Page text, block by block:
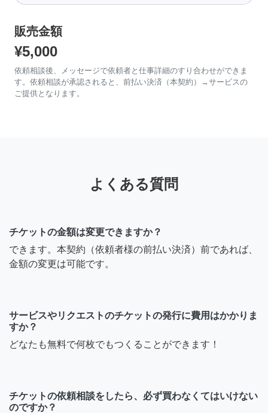
販売金額
¥5,000
依頼相談後、メッセージで依頼者と仕事詳細のすり合わせができま
す。依頼相談が承認されると、前払い決済（本契約）→サービスの
ご提供となります。
よくある質問
チケットの金額は変更できますか？
できます。本契約（依頼者様の前払い決済）前であれば、
金額の変更は可能です。
サービスやリクエストのチケットの発行に費用はかかりま
すか？
どなたも無料で何枚でもつくることができます！
チケットの依頼相談をしたら、必ず買わなくてはいけない
のですか？